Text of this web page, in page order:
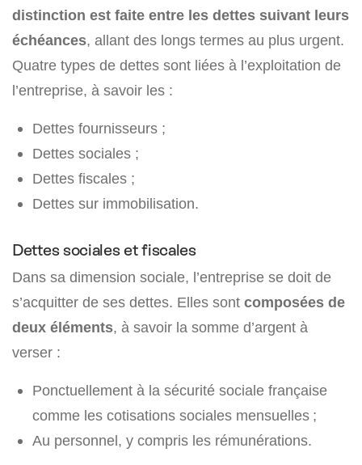
distinction est faite entre les dettes suivant leurs
échéances, allant des longs termes au plus urgent.
Quatre types de dettes sont liées à l’exploitation de
l’entreprise, à savoir les :
Dettes fournisseurs ;
Dettes sociales ;
Dettes fiscales ;
Dettes sur immobilisation.
Dettes sociales et fiscales
Dans sa dimension sociale, l’entreprise se doit de
s’acquitter de ses dettes. Elles sont composées de
deux éléments, à savoir la somme d’argent à
verser :
Ponctuellement à la sécurité sociale française
comme les cotisations sociales mensuelles ;
Au personnel, y compris les rémunérations.